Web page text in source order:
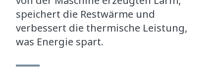
speichert die Restwärme und
verbessert die thermische Leistung,
was Energie spart.